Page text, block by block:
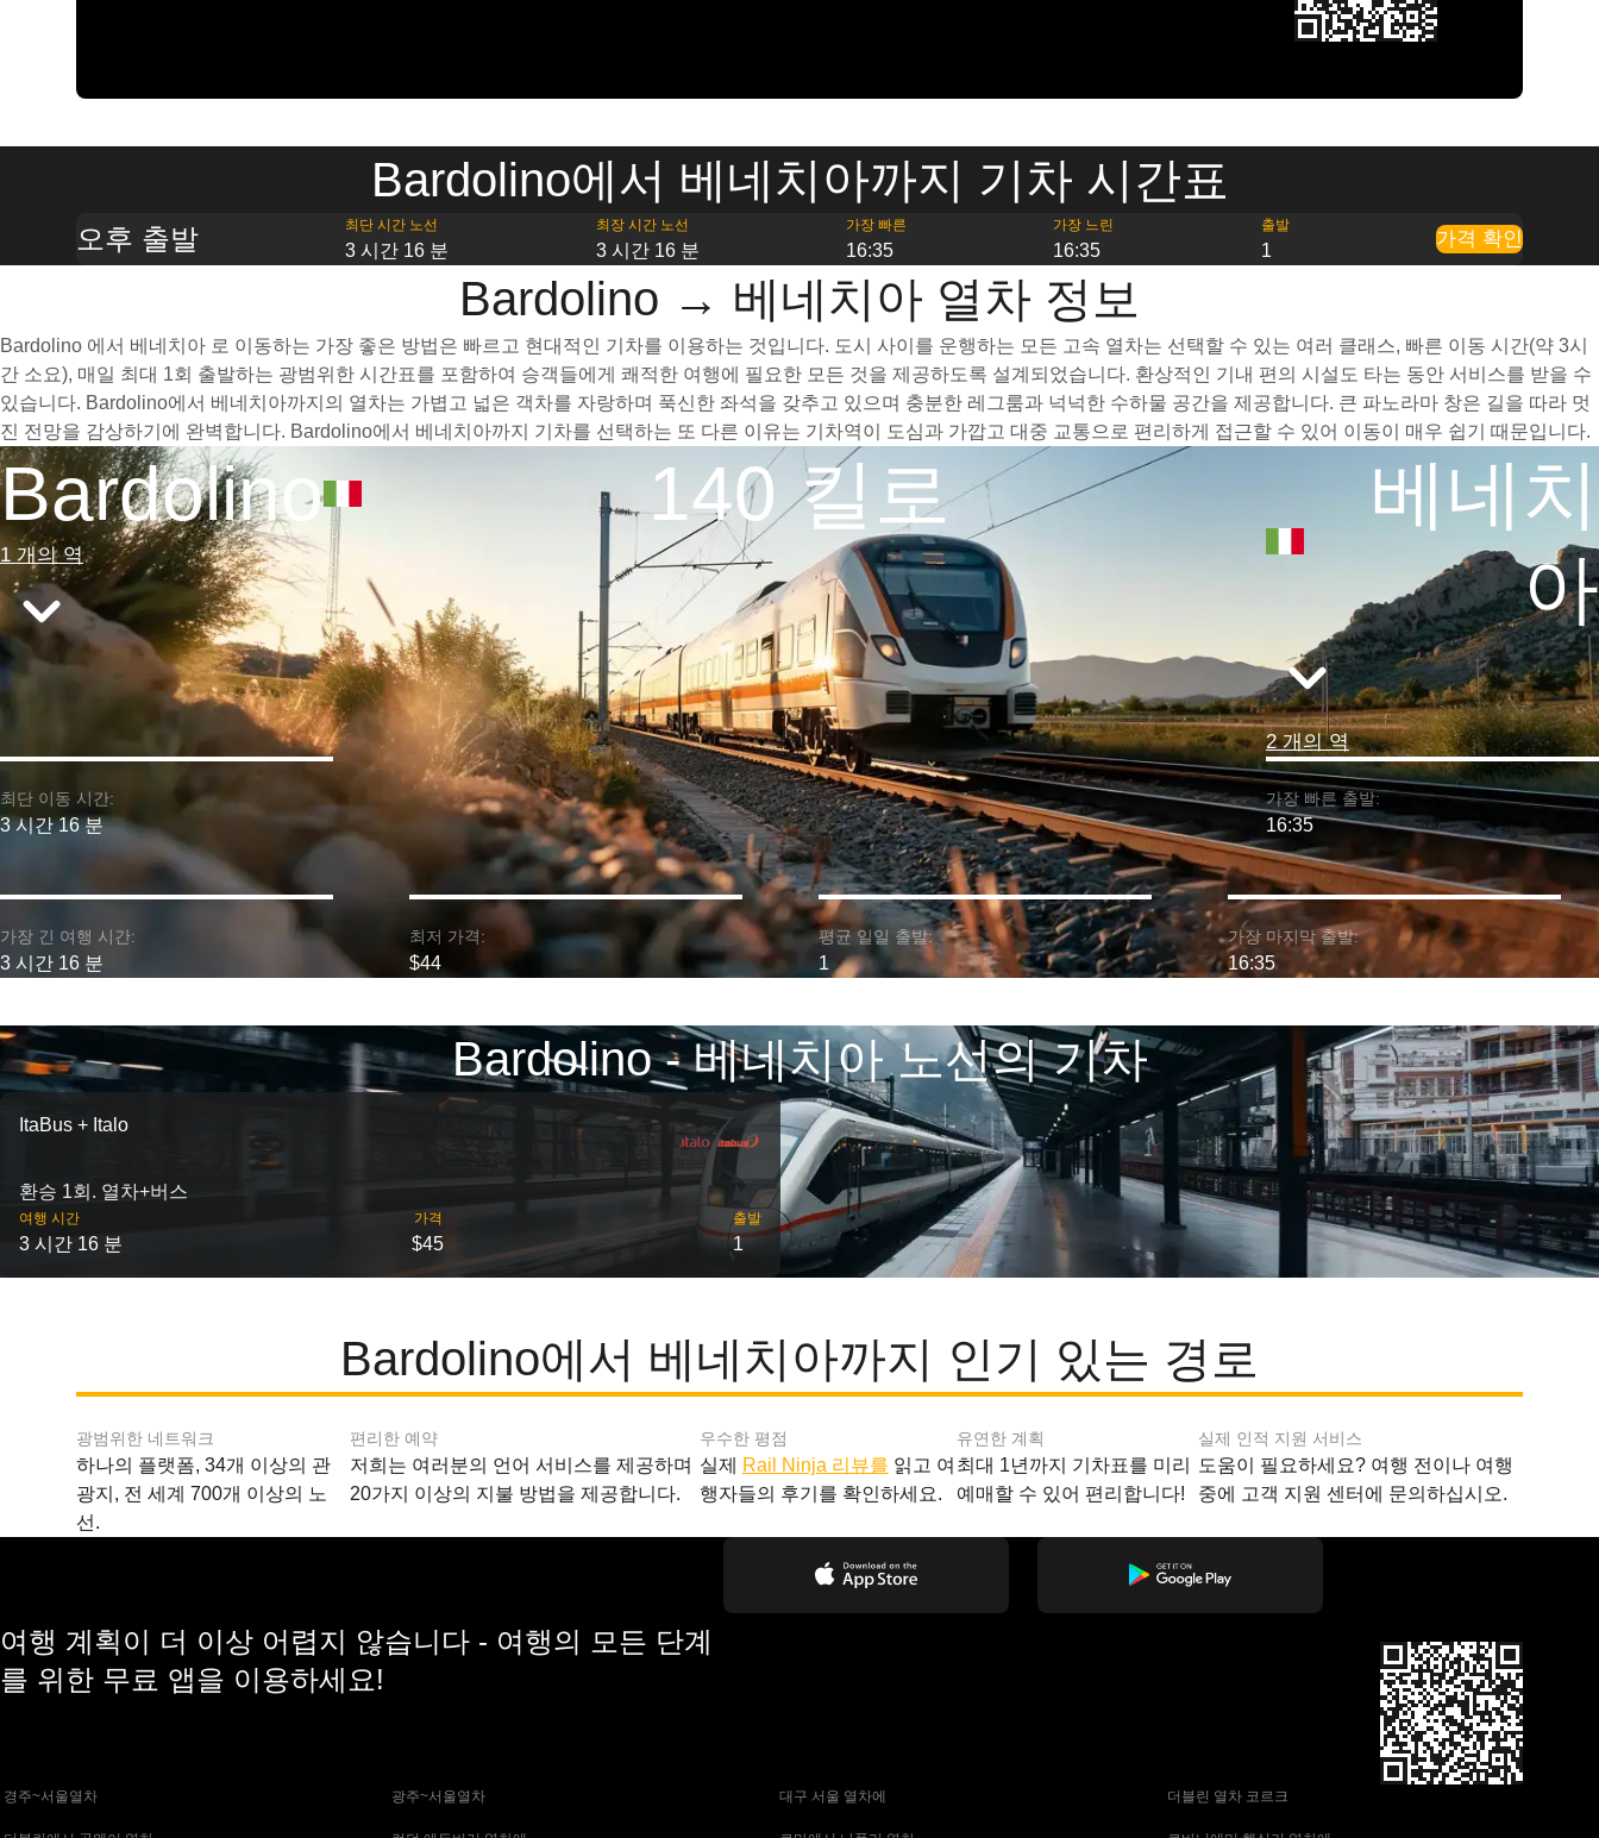
Bardolino에서 베네치아까지 기차 시간표
오후 출발 최단 시간 노선
3 시간 16 분
최장 시간 노선
3 시간 16 분
가장 빠른
16:35
가장 느린
16:35
출발
1
가격 확인
Bardolino → 베네치아 열차 정보
Bardolino 에서 베네치아 로 이동하는 가장 좋은 방법은 빠르고 현대적인 기차를 이용하는 것입니다. 도시 사이를 운행하는 모든 고속 열차는 선택할 수 있는 여러 클래스, 빠른 이동 시간(약 3시
간 소요), 매일 최대 1회 출발하는 광범위한 시간표를 포함하여 승객들에게 쾌적한 여행에 필요한 모든 것을 제공하도록 설계되었습니다. 환상적인 기내 편의 시설도 타는 동안 서비스를 받을 수
있습니다. Bardolino에서 베네치아까지의 열차는 가볍고 넓은 객차를 자랑하며 푹신한 좌석을 갖추고 있으며 충분한 레그룸과 넉넉한 수하물 공간을 제공합니다. 큰 파노라마 창은 길을 따라 멋
진 전망을 감상하기에 완벽합니다. Bardolino에서 베네치아까지 기차를 선택하는 또 다른 이유는 기차역이 도심과 가깝고 대중 교통으로 편리하게 접근할 수 있어 이동이 매우 쉽기 때문입니다.
Bardolino
1 개의 역
140 킬로
베네치
아
2 개의 역
최단 이동 시간:
3 시간 16 분
가장 빠른 출발:
16:35
가장 긴 여행 시간:
3 시간 16 분
최저 가격:
$44
평균 일일 출발:
1
가장 마지막 출발:
16:35
Bardolino - 베네치아 노선의 기차
ItaBus + Italo
환승 1회. 열차+버스
여행 시간
3 시간 16 분
가격
$45
출발
1
Bardolino에서 베네치아까지 인기 있는 경로
광범위한 네트워크
하나의 플랫폼, 34개 이상의 관
광지, 전 세계 700개 이상의 노
선.
편리한 예약
저희는 여러분의 언어 서비스를 제공하며
20가지 이상의 지불 방법을 제공합니다.
우수한 평점
실제 Rail Ninja 리뷰를 읽고 여
행자들의 후기를 확인하세요.
유연한 계획
최대 1년까지 기차표를 미리
예매할 수 있어 편리합니다!
실제 인적 지원 서비스
도움이 필요하세요? 여행 전이나 여행
중에 고객 지원 센터에 문의하십시오.
여행 계획이 더 이상 어렵지 않습니다 - 여행의 모든 단계
를 위한 무료 앱을 이용하세요!
경주~서울열차 광주~서울열차 대구 서울 열차에 더블린 열차 코르크